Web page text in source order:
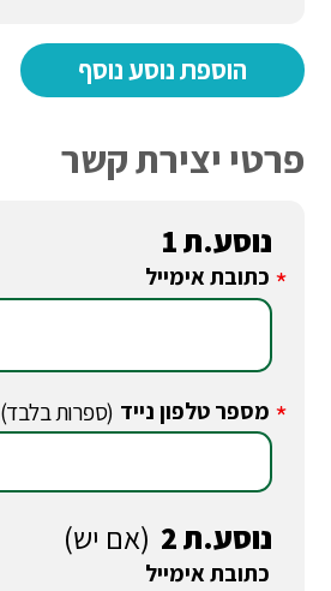
פרטי יצירת קשר
נוסע.ת 1
* כתובת אימייל
* מספר טלפון נייד (ספרות בלבד)
נוסע.ת 2 (אם יש)
כתובת אימייל